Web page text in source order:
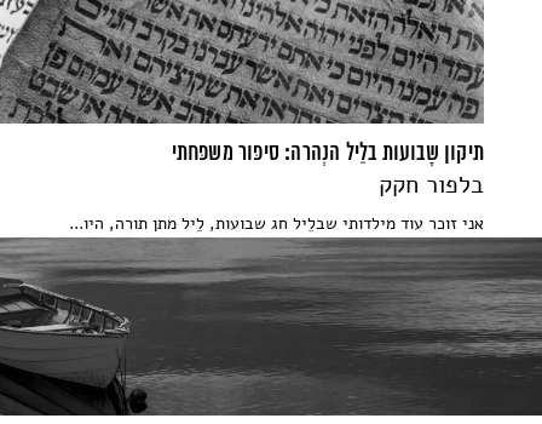
תיקון שָבועות בלֵיל הנְהרה: סיפּור משפּחתי
בלפור חקק
אני זוכר עוד מילדותי שבלֵיל חג שבועות, לֵיל מתן תורה, היו...